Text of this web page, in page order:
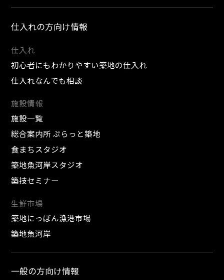
仕入れの方向け情報
仕入れ
初心者にもわかりやすい築地の仕入れ
仕入れなんでも相談
施設情報
施設一覧
総合案内所 ぷらっと築地
食まちスタジオ
築地魚河岸スタジオ
築技セミナー
生鮮市場
築地にっぽん漁港市場
築地魚河岸
一般の方向け情報